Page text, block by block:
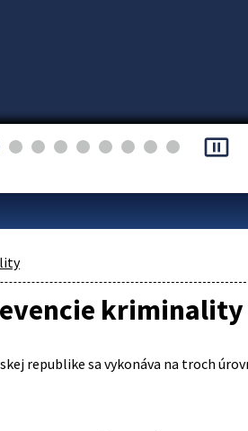
pause_presentation
kriminality
republike sa vykonáva na troch